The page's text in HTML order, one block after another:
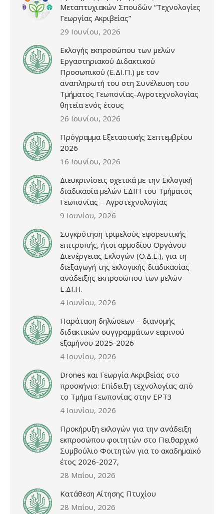
Μεταπτυχιακών Σπουδών “Τεχνολογίες
Γεωργίας Ακριβείας”
29 Ιουνίου, 2026
Εκλογής εκπροσώπου των μελών
Εργαστηριακού Διδακτικού
Προσωπικού (Ε.ΔΙ.Π.) με τον
αναπληρωτή του στη Συνέλευση του
Τμήματος Γεωπονίας-Αγροτεχνολογίας
θητεία ενός έτους
26 Ιουνίου, 2026
Πρόγραμμα Εξεταστικής Σεπτεμβρίου
2026
16 Ιουνίου, 2026
Διευκρινίσεις σχετικά με την Εκλογική
διαδικασία μελών ΕΔΙΠ του Τμήματος
Γεωπονίας – Αγροτεχνολογίας
9 Ιουνίου, 2026
Συγκρότηση τριμελούς εφορευτικής
επιτροπής, ήτοι αρμοδίου Οργάνου
Διενέργειας Εκλογών (Ο.Δ.Ε.), για τη
διεξαγωγή της εκλογικής διαδικασίας
ανάδειξης εκπροσώπου των μελών
Ε.ΔΙ.Π.
4 Ιουνίου, 2026
Παράταση δηλώσεων – διανομής
διδακτικών συγγραμμάτων εαρινού
εξαμήνου 2025-2026
4 Ιουνίου, 2026
Drones και Γεωργία Ακριβείας στο
προσκήνιο: Επίδειξη τεχνολογίας από
το Τμήμα Γεωπονίας στην ΕΡΤ3
4 Ιουνίου, 2026
Προκήρυξη εκλογών για την ανάδειξη
εκπροσώπου φοιτητών στο Πειθαρχικό
Συμβούλιο Φοιτητών για το ακαδημαϊκό
έτος 2026-2027,
28 Μαΐου, 2026
Κατάθεση Αίτησης Πτυχίου
28 Μαΐου, 2026